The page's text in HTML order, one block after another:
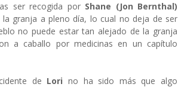
ser recogida por Shane (Jon Bernthal)
granja a pleno día, lo cual no deja de ser
no puede estar tan alejado de la granja
a caballo por medicinas en un capítulo
de Lori no ha sido más que algo